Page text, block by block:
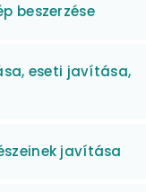
beszerzése
eseti javítása,
javítása